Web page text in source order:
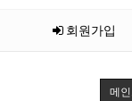
회원가입
메